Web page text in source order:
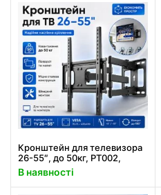
Кронштейн для телевизора
26-55″, до 50кг, PT002,
Черный / Поворотный
кронштейн для телевизора /
Крепление для телевизора
В наявності